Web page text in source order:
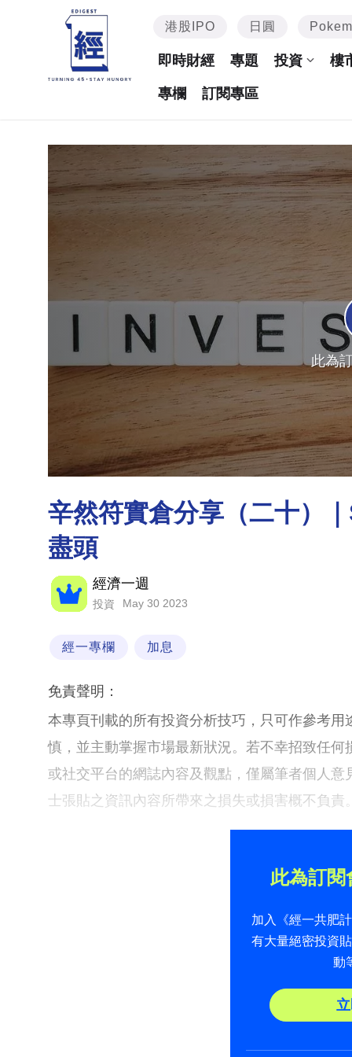
港股IPO 日圓
即時財經 專題 投資 樓
專欄 訂閱專區
此為
辛然符實倉分享（二十）
盡頭
經濟一週
投資 May 30 2023
經一專欄 加息
免責聲明：
本專頁刊載的所有投資分析技巧，只可作參考
慎，並主動掌握市場最新狀況。若不幸招致任
或社交平台的網誌內容及觀點，僅屬筆者個人
士張貼之資訊內容所帶來之損失或損害概不負責
此為訂
加入《經一共肥
有大量絕密投資
動